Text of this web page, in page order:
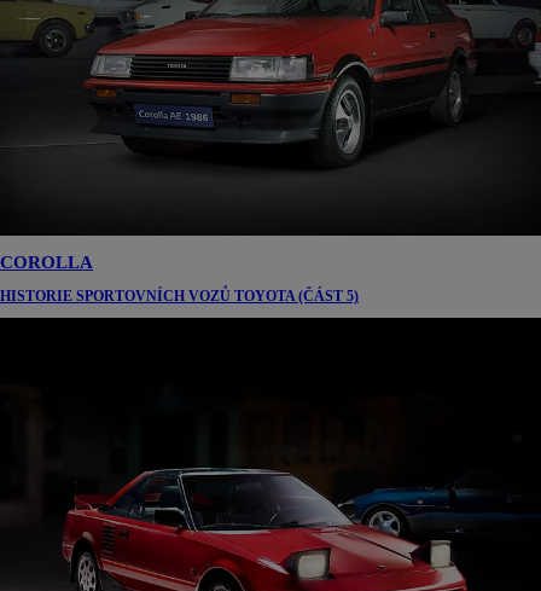
COROLLA
HISTORIE SPORTOVNÍCH VOZŮ TOYOTA (ČÁST 5)